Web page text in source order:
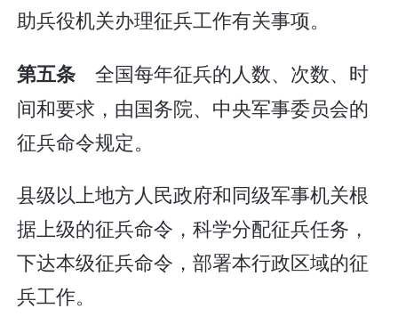
助兵役机关办理征兵工作有关事项。
第五条 全国每年征兵的人数、次数、时
间和要求，由国务院、中央军事委员会的
征兵命令规定。
县级以上地方人民政府和同级军事机关根
据上级的征兵命令，科学分配征兵任务，
下达本级征兵命令，部署本行政区域的征
兵工作。